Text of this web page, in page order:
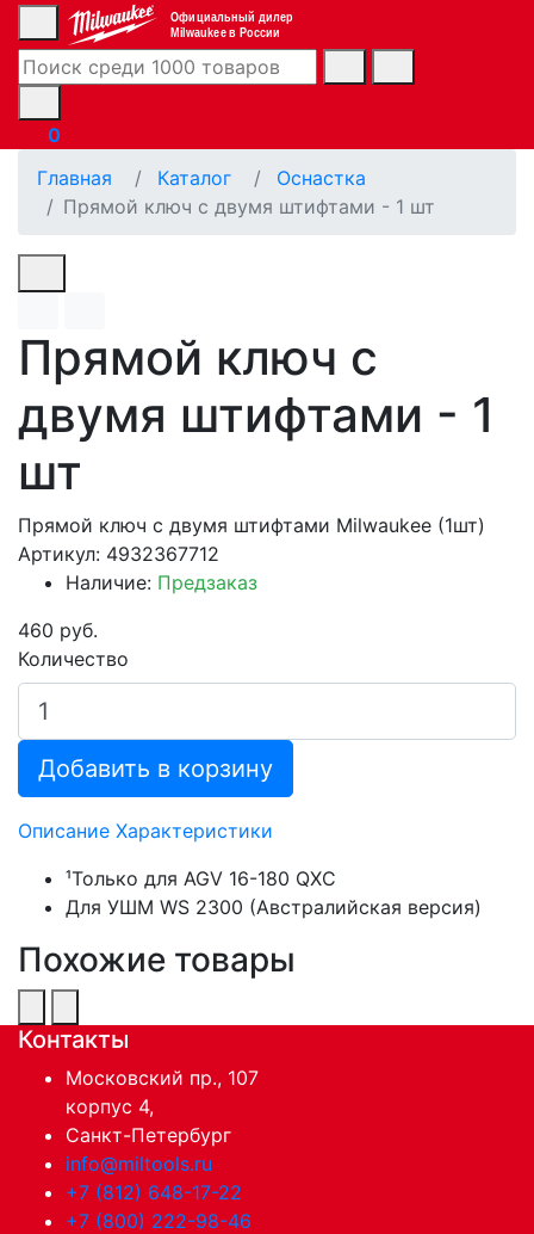
Официальный дилер
Milwaukee в России
0
Главная
Каталог
Оснастка
Прямой ключ с двумя штифтами - 1 шт
Прямой ключ с
двумя штифтами - 1
шт
Прямой ключ с двумя штифтами Milwaukee (1шт)
Артикул: 4932367712
Наличие: Предзаказ
460 руб.
Количество
Добавить в корзину
Описание Характеристики
¹Только для AGV 16-180 QXC
Для УШМ WS 2300 (Австралийская версия)
Похожие товары
Контакты
Московский пр., 107
корпус 4,
Санкт-Петербург
info@miltools.ru
+7 (812) 648-17-22
+7 (800) 222-98-46